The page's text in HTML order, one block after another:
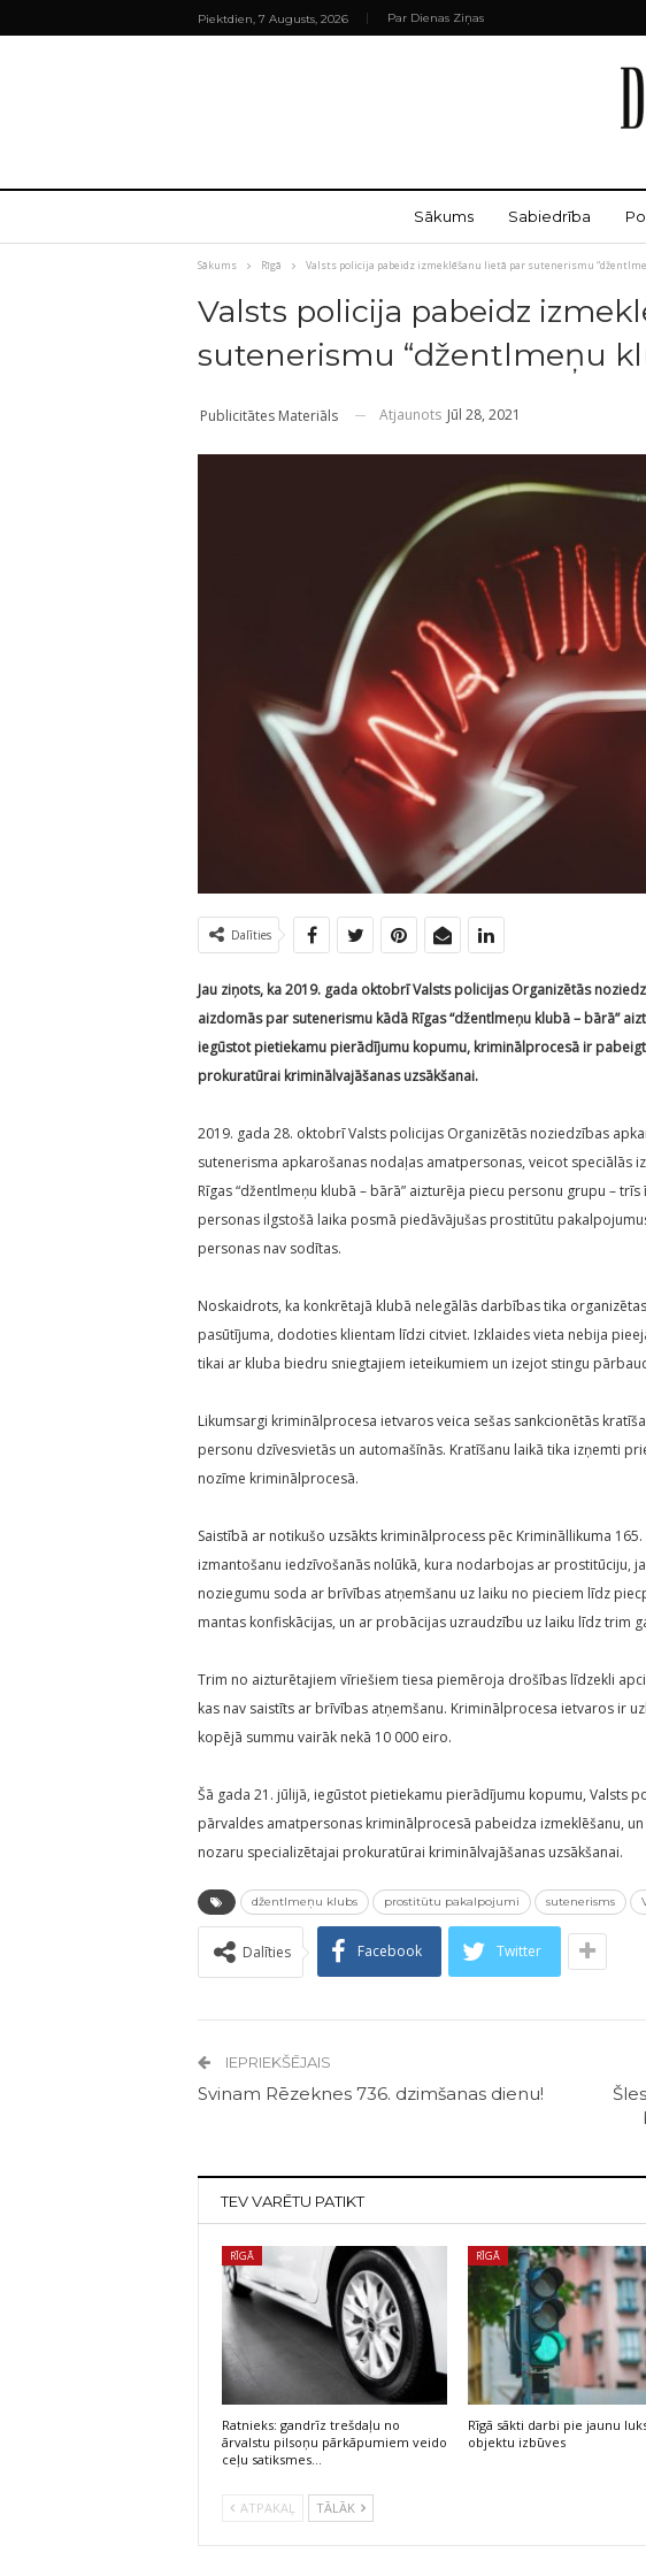
Piektdien, 7 Augusts, 2026 Par Dienas Ziņas
Sākums Sabiedrība
Sākums Rīgā Valsts policija pabeidz izmeklēšanu lietā par sutenerismu
Valsts policija pabeidz
sutenerismu “džentlmeņu
Publicitātes Materiāls Atjaunots Jūl 28, 2021
Dalīties
Jau ziņots, ka 2019. gada oktobrī Valsts policijas Organizētās
aizdomās par sutenerismu kādā Rīgas “džentlmeņu klubā – bārā”
iegūstot pietiekamu pierādījumu kopumu, kriminālprocesā ir
prokuratūrai kriminālvajāšanas uzsākšanai.
2019. gada 28. oktobrī Valsts policijas Organizētās noziedzības
sutenerisma apkarošanas nodaļas amatpersonas, veicot speciālās
Rīgas “džentlmeņu klubā – bārā” aizturēja piecu personu grup­u –
personas ilgstošā laika posmā piedāvājušas prostitūtu
personas nav sodītas.
Noskaidrots, ka konkrētajā klubā nelegālās darbības tika
pasūtījuma, dodoties klientam līdzi citviet. Izklaides vieta nebija
tikai ar kluba biedru sniegtajiem ieteikumiem un izejot stingu
Likumsargi kriminālprocesa ietvaros veica sešas sankcionētās
personu dzīvesvietās un automašīnās. Kratīšanu laikā tika izņemti
nozīme kriminālprocesā.
Saistībā ar notikušo uzsākts kriminālprocess pēc Krimināllikuma
izmantošanu iedzīvošanās nolūkā, kura nodarbojas ar prostitūciju,
noziegumu soda ar brīvības atņemšanu uz laiku no pieciem līdz
mantas konfiskācijas, un ar probācijas uzraudzību uz laiku līdz trim
Trim no aizturētajiem vīriešiem tiesa piemēroja drošības līdzekli
kas nav saistīts ar brīvības atņemšanu. Kriminālprocesa ietvaros ir
kopējā summu vairāk nekā 10 000 eiro.
Šā gada 21. jūlijā, iegūstot pietiekamu pierādījumu kopumu, Valsts
pārvaldes amatpersonas kriminālprocesā pabeidza izmeklēšanu,
nozaru specializētajai prokuratūrai kriminālvajāšanas uzsākšanai.
džentlmeņu klubs prostitūtu pakalpojumi sutenerisms
Dalīties Facebook Twitter
IEPRIEKŠĒJAIS
Svinam Rēzeknes 736. dzimšanas dienu!
TEV VARĒTU PATIKT
RĪGĀ
Ratnieks: gandrīz trešdaļu no
ārvalstu pilsoņu pārkāpumiem veido
ceļu satiksmes…
RĪGĀ
Rīgā sākti darbi pie jaunu
objektu izbūves
ATPAKAĻ TĀLĀK